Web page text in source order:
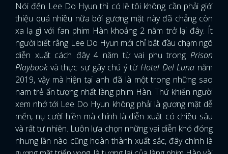
Nói đến Lee Do Hyun thì có lẽ tôi không cần phải giới
thiệu quá nhiều nữa bởi gương mặt này đã chẳng còn
xa lạ gì với fan phim Hàn khoảng 2 năm trở lại đây. Ít
người biết rằng Lee Do Hyun mới chỉ bắt đầu chạm ngõ
diễn xuất cách đây 4 năm từ vai phụ trong Prison
Playbookvà thực sự gây chú ý từHotel Del Luna năm
2019, vậy mà hiện tại anh đã là một trong những sao
nam trẻ ấn tượng nhất làng phim Hàn. Thứ khiến người
xem nhớ tới Lee Do Hyun không phải là gương mặt dễ
mến, nụ cười hiền mà chính là diễn xuất có chiều sâu
và rất tự nhiên. Luôn lựa chọn những vai diễn khó đóng
nhưng lần nào cũng hoàn thành xuất sắc, đây chính là